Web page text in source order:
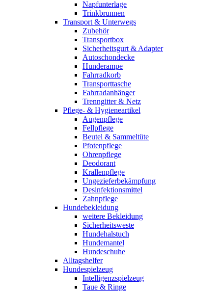
Napfunterlage
Trinkbrunnen
Transport & Unterwegs
Zubehör
Transportbox
Sicherheitsgurt & Adapter
Autoschondecke
Hunderampe
Fahrradkorb
Transporttasche
Fahrradanhänger
Trenngitter & Netz
Pflege- & Hygieneartikel
Augenpflege
Fellpflege
Beutel & Sammeltüte
Pfotenpflege
Ohrenpflege
Deodorant
Krallenpflege
Ungezieferbekämpfung
Desinfektionsmittel
Zahnpflege
Hundebekleidung
weitere Bekleidung
Sicherheitsweste
Hundehalstuch
Hundemantel
Hundeschuhe
Alltagshelfer
Hundespielzeug
Intelligenzspielzeug
Taue & Ringe